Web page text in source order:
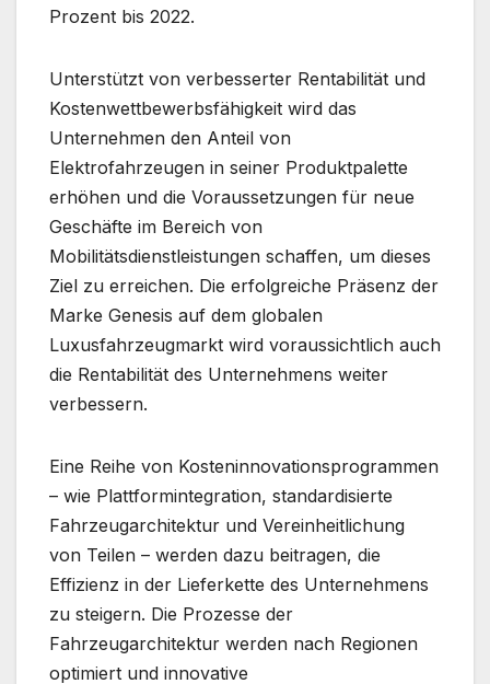
Prozent bis 2022.
Unterstützt von verbesserter Rentabilität und
Kostenwettbewerbsfähigkeit wird das
Unternehmen den Anteil von
Elektrofahrzeugen in seiner Produktpalette
erhöhen und die Voraussetzungen für neue
Geschäfte im Bereich von
Mobilitätsdienstleistungen schaffen, um dieses
Ziel zu erreichen. Die erfolgreiche Präsenz der
Marke Genesis auf dem globalen
Luxusfahrzeugmarkt wird voraussichtlich auch
die Rentabilität des Unternehmens weiter
verbessern.
Eine Reihe von Kosteninnovationsprogrammen
– wie Plattformintegration, standardisierte
Fahrzeugarchitektur und Vereinheitlichung
von Teilen – werden dazu beitragen, die
Effizienz in der Lieferkette des Unternehmens
zu steigern. Die Prozesse der
Fahrzeugarchitektur werden nach Regionen
optimiert und innovative